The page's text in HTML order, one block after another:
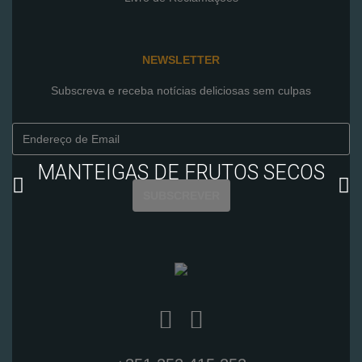
MANTEIGAS DE FRUTOS SECOS
NEWSLETTER
Subscreva e receba notícias deliciosas sem culpas